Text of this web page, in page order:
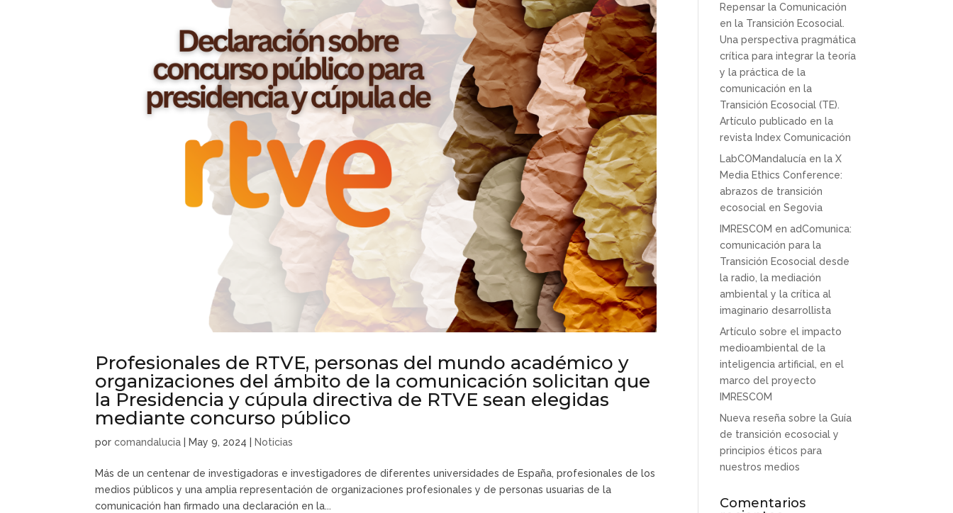
Profesionales de RTVE, personas del mundo académico y
organizaciones del ámbito de la comunicación solicitan que
la Presidencia y cúpula directiva de RTVE sean elegidas
mediante concurso público
porcomandalucia May 9, 2024 Noticias
Más de un centenar de investigadoras e investigadores de diferentes universidades de España, profesionales de los
medios públicos y una amplia representación de organizaciones profesionales y de personas usuarias de la
comunicación han firmado una declaración en la...
Repensar la Comunicación
en la Transición Ecosocial.
Una perspectiva pragmática
crítica para integrar la teoría
y la práctica de la
comunicación en la
Transición Ecosocial (TE).
Artículo publicado en la
revista Index Comunicación
LabCOMandalucía en la X
Media Ethics Conference:
abrazos de transición
ecosocial en Segovia
IMRESCOM en adComunica:
comunicación para la
Transición Ecosocial desde
la radio, la mediación
ambiental y la crítica al
imaginario desarrollista
Artículo sobre el impacto
medioambiental de la
inteligencia artificial, en el
marco del proyecto
IMRESCOM
Nueva reseña sobre la Guía
de transición ecosocial y
principios éticos para
nuestros medios
Comentarios